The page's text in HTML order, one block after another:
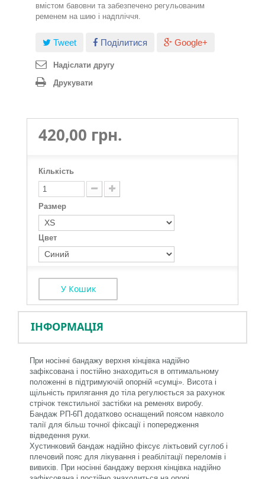
вмістом бавовни та забезпечено регульованим
ременем на шию і надпліччя.
Tweet Поділитися Google+
Надіслати другу
Друкувати
420,00 грн.
Кількість
Размер
Цвет
У Кошик
ІНФОРМАЦІЯ
При носінні бандажу верхня кінцівка надійно
зафіксована і постійно знаходиться в оптимальному
положенні в підтримуючій опорній «сумці». Висота і
щільність прилягання до тіла регулюється за рахунок
стрічок текстильної застібки на ременях виробу.
Бандаж РП-6П додатково оснащений поясом навколо
талії для більш точної фіксації і попередження
відведення руки.
Хустинковий бандаж надійно фіксує ліктьовий суглоб і
плечовий пояс для лікування і реабілітації переломів і
вивихів. При носінні бандажу верхня кінцівка надійно